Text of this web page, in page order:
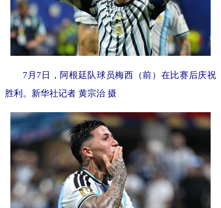
7月7日，阿根廷队球员梅西（前）在比赛后庆祝
胜利。新华社记者 黄宗治 摄